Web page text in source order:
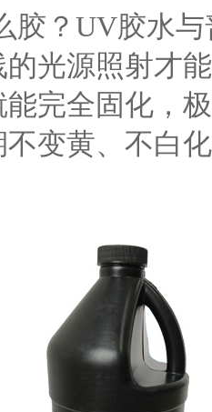
胶？UV胶水与
光源照射才
完全固化，
变黄、不白